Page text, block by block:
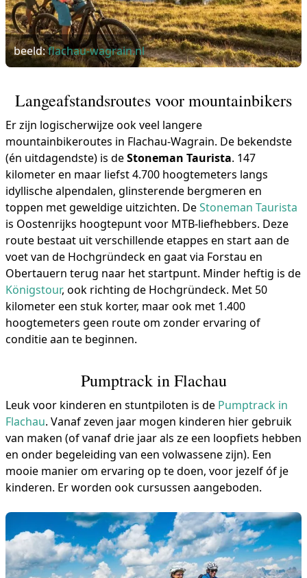
beeld:flachau-wagrain.nl
Langeafstandsroutes voor mountainbikers
Er zijn logischerwijze ook veel langere
mountainbikeroutes in Flachau-Wagrain. De bekendste
(én uitdagendste) is deStoneman Taurista. 147
kilometer en maar liefst 4.700 hoogtemeters langs
idyllische alpendalen, glinsterende bergmeren en
toppen met geweldige uitzichten. DeStoneman Taurista
is Oostenrijks hoogtepunt voor MTB-liefhebbers. Deze
route bestaat uit verschillende etappes en start aan de
voet van de Hochgründeck en gaat via Forstau en
Obertauern terug naar het startpunt. Minder heftig is de
Königstour, ook richting de Hochgründeck. Met 50
kilometer een stuk korter, maar ook met 1.400
hoogtemeters geen route om zonder ervaring of
conditie aan te beginnen.
Pumptrack in Flachau
Leuk voor kinderen en stuntpiloten is de Pumptrack in
Flachau. Vanaf zeven jaar mogen kinderen hier gebruik
van maken (of vanaf drie jaar als ze een loopfiets hebben
en onder begeleiding van een volwassene zijn). Een
mooie manier om ervaring op te doen, voor jezelf óf je
kinderen. Er worden ook cursussen aangeboden.